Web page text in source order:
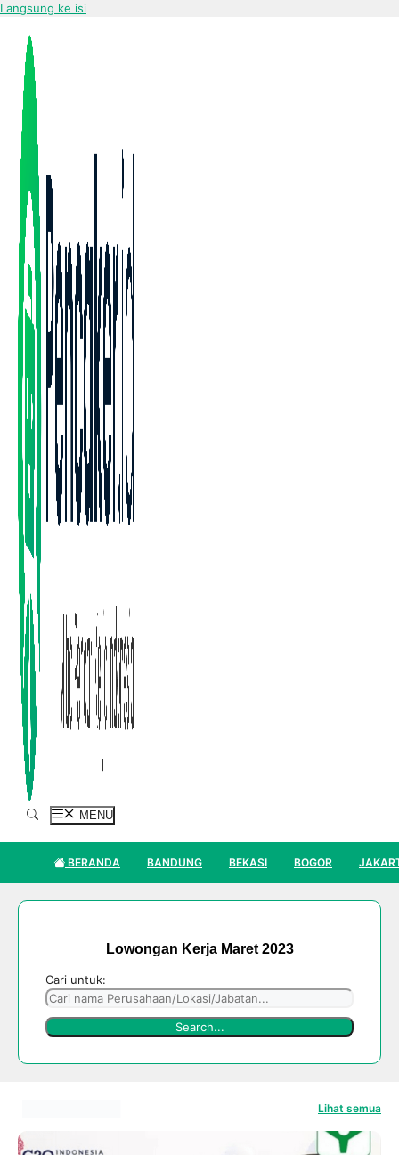
Langsung ke isi
MENU
BERANDA BANDUNG BEKASI BOGOR
Lowongan Kerja Maret 2023
Cari untuk:
Lihat semua